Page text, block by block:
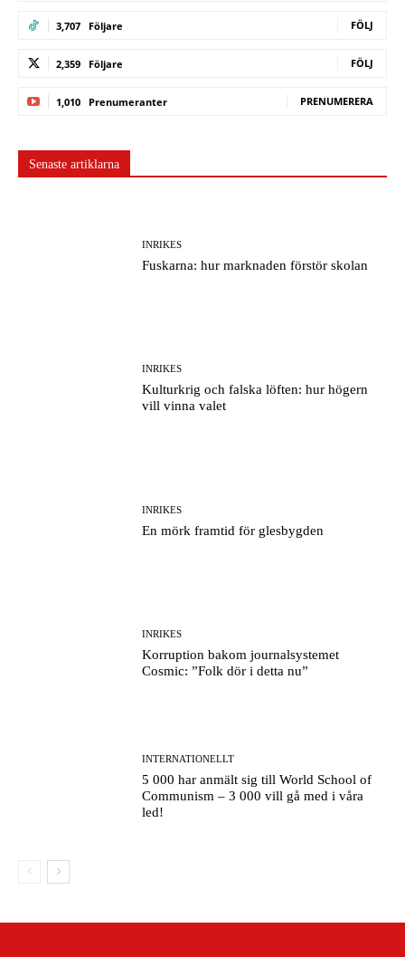
3,707 Följare FÖLJ
2,359 Följare FÖLJ
1,010 Prenumeranter PRENUMERERA
Senaste artiklarna
INRIKES
Fuskarna: hur marknaden förstör skolan
INRIKES
Kulturkrig och falska löften: hur högern
vill vinna valet
INRIKES
En mörk framtid för glesbygden
INRIKES
Korruption bakom journalsystemet
Cosmic: ”Folk dör i detta nu”
INTERNATIONELLT
5 000 har anmält sig till World School of
Communism – 3 000 vill gå med i våra
led!